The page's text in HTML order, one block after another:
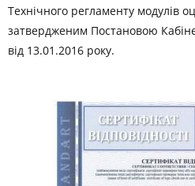
Технічного регламенту модулів
затвердженим Постановою
від 13.01.2016 року.